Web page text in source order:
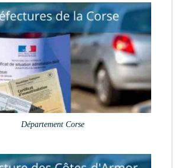
Département Corse